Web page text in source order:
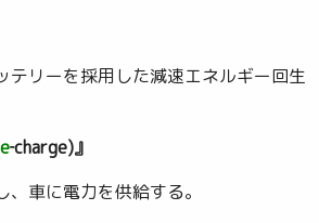
テリーを採用した減速エネルギー回生
‐charge)』
車に電力を供給する。